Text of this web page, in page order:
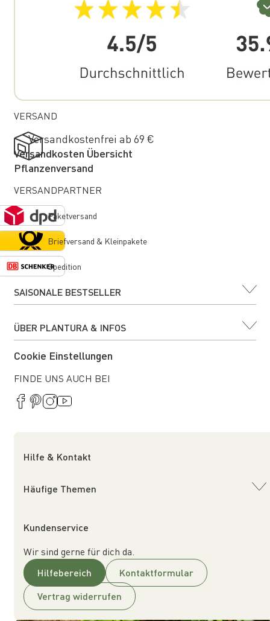
SAISONALE BESTSELLER
ÜBER PLANTURA & INFOS
Cookie Einstellungen
FINDE UNS AUCH BEI
VERSAND
Versandkostenfrei ab 69 €
Versandkosten Übersicht
Pflanzenversand
VERSANDPARTNER
Paketversand
Briefversand & Kleinpakete
Spedition
Hilfe & Kontakt
Häufige Themen
Kundenservice
Wir sind gerne für dich da.
Hilfebereich
Kontaktformular
Vertrag widerrufen